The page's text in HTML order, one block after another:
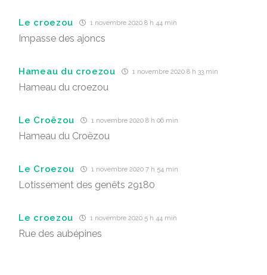
Le croezou 1 novembre 2020 8 h 44 min
Impasse des ajoncs
Hameau du croezou 1 novembre 2020 8 h 33 min
Hameau du croezou
Le Croëzou 1 novembre 2020 8 h 06 min
Hameau du Croëzou
Le Croezou 1 novembre 2020 7 h 54 min
Lotissement des genêts 29180
Le croezou 1 novembre 2020 5 h 44 min
Rue des aubépines